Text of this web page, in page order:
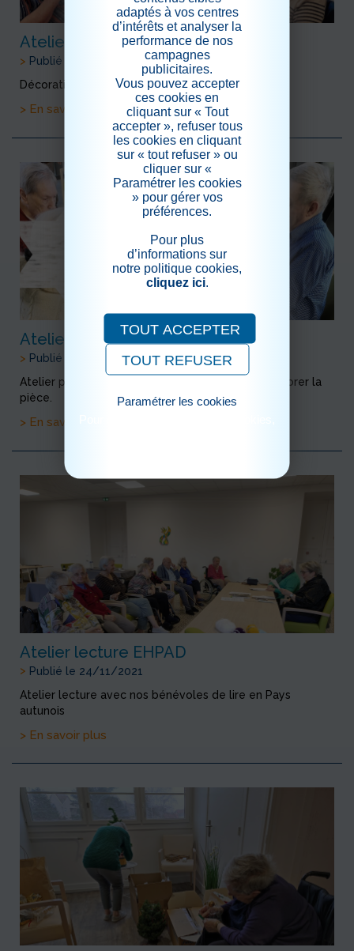
Atelier de Noël
> Publié le 29/11/2021
Décoration de panier en peinture pour noël
> En savoir plus
Atelier peinture UVP
> Publié le 25/11/2021
Atelier peinture, décoration d'un arbre afin de décorer la
pièce.
> En savoir plus
Atelier lecture EHPAD
> Publié le 24/11/2021
Atelier lecture avec nos bénévoles de lire en Pays
autunois
> En savoir plus
adaptés à vos centres
d’intérêts et analyser la
performance de nos
campagnes
publicitaires.
Vous pouvez accepter
ces cookies en
cliquant sur « Tout
accepter », refuser tous
les cookies en cliquant
sur « tout refuser » ou
cliquer sur «
Paramétrer les cookies
» pour gérer vos
préférences.
Pour plus
d’informations sur
notre politique cookies,
cliquez ici.
TOUT ACCEPTER
TOUT REFUSER
Paramétrer les cookies